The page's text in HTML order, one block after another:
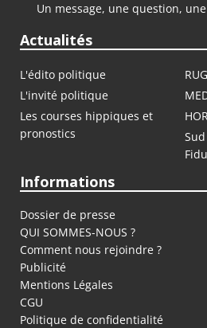
Un message, une question,
Actualités
L'édito politique
L'invité politique
Les courses hippiques et
pronostics
Informations
Dossier de presse
QUI SOMMES-NOUS ?
Comment nous rejoindre ?
Publicité
Mentions Légales
CGU
Politique de confidentialité